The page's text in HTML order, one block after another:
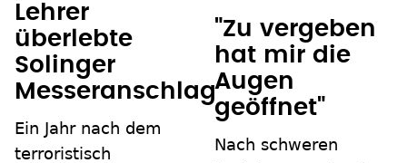
Lehrer
überlebte
Solinger
Messeranschlag
Ein Jahr nach dem
terroristisch
"Zu vergeben
hat mir die
Augen
geöffnet"
Nach schweren